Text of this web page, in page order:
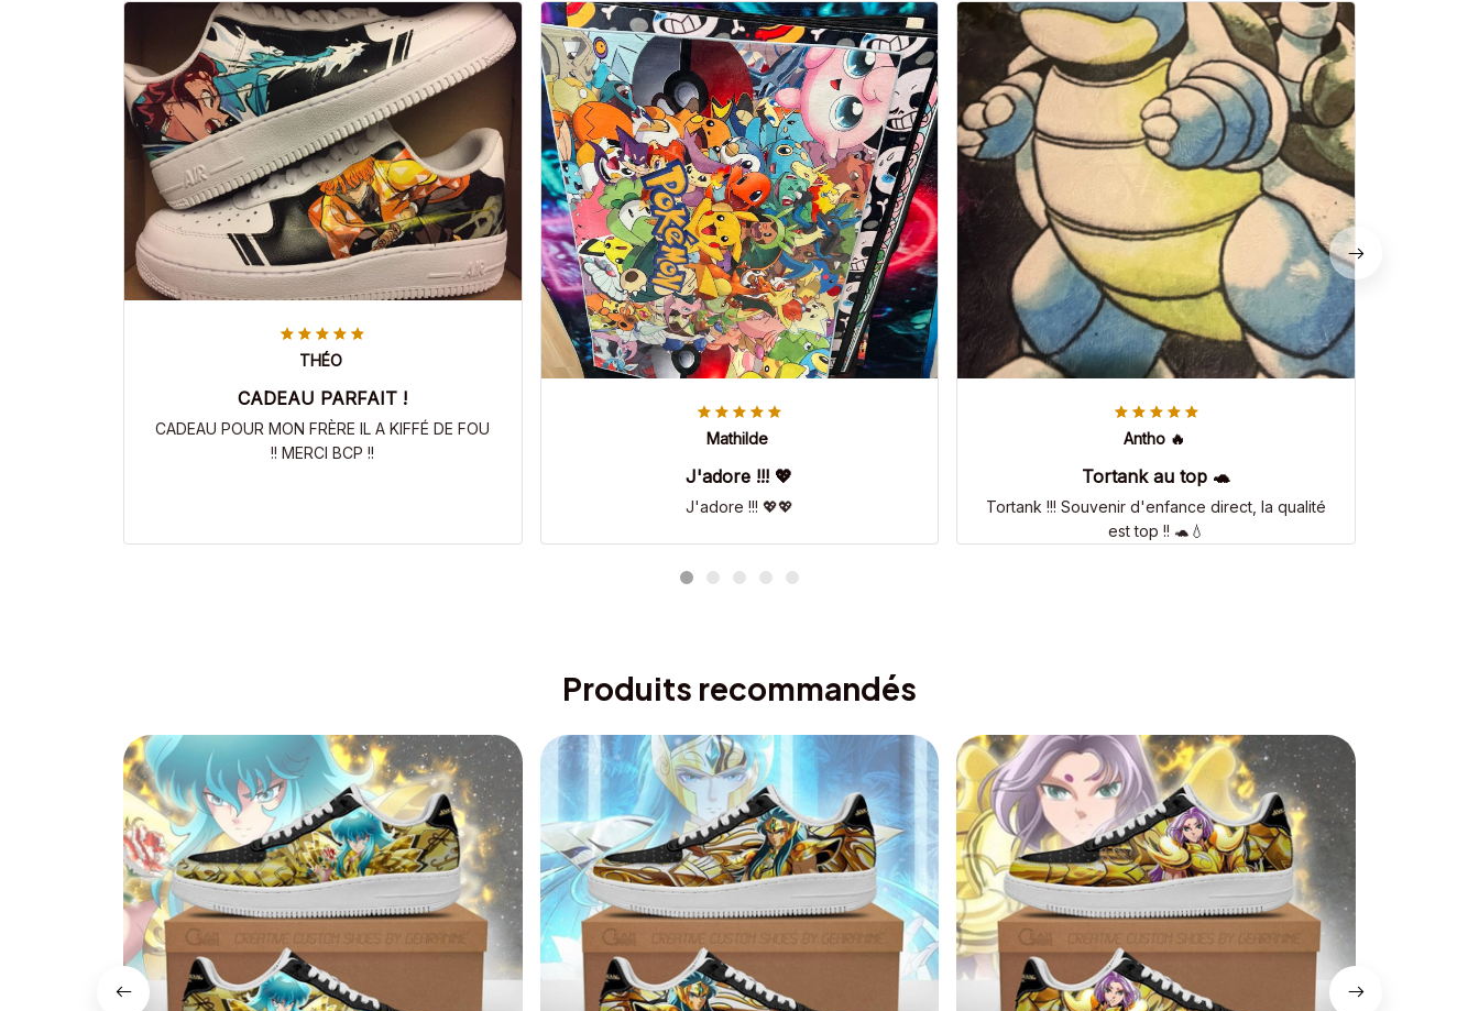
THÉO
CADEAU PARFAIT !
CADEAU POUR MON FRÈRE IL A KIFFÉ DE FOU
!! MERCI BCP !!
Mathilde
J'adore !!! 💖
J'adore !!! 💖💖
Antho 🔥
Tortank au top 🐢
Tortank !!! Souvenir d'enfance direct, la qualité
est top !! 🐢💧
Produits recommandés